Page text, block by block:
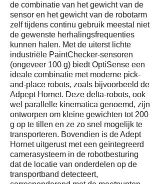
de combinatie van het gewicht van de
sensor en het gewicht van de robotarm
zelf tijdens continu gebruik meestal niet
de gewenste herhalingsfrequenties
kunnen halen. Met de uiterst lichte
industriële PaintChecker-sensoren
(ongeveer 100 g) biedt OptiSense een
ideale combinatie met moderne pick-
and-place robots, zoals bijvoorbeeld de
Adpept Hornet. Deze delta-robots, ook
wel parallelle kinematica genoemd, zijn
ontworpen om kleine gewichten tot 200
g op te tillen en ze zo snel mogelijk te
transporteren. Bovendien is de Adept
Hornet uitgerust met een geïntegreerd
camerasysteem in de robotbesturing
dat de locatie van onderdelen op de
transportband detecteert,